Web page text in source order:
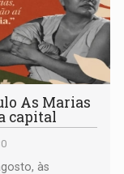
As Marias
capital
às